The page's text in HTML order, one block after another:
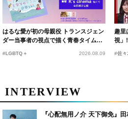
はるな愛が初の母親役 トランスジェン
ダー当事者の視点で描く青春タイムス
#LGBTQ＋ 2026.08.09
趣里
視」
『
#佐々
INTERVIEW
『心配無用ノ介 天下御免』